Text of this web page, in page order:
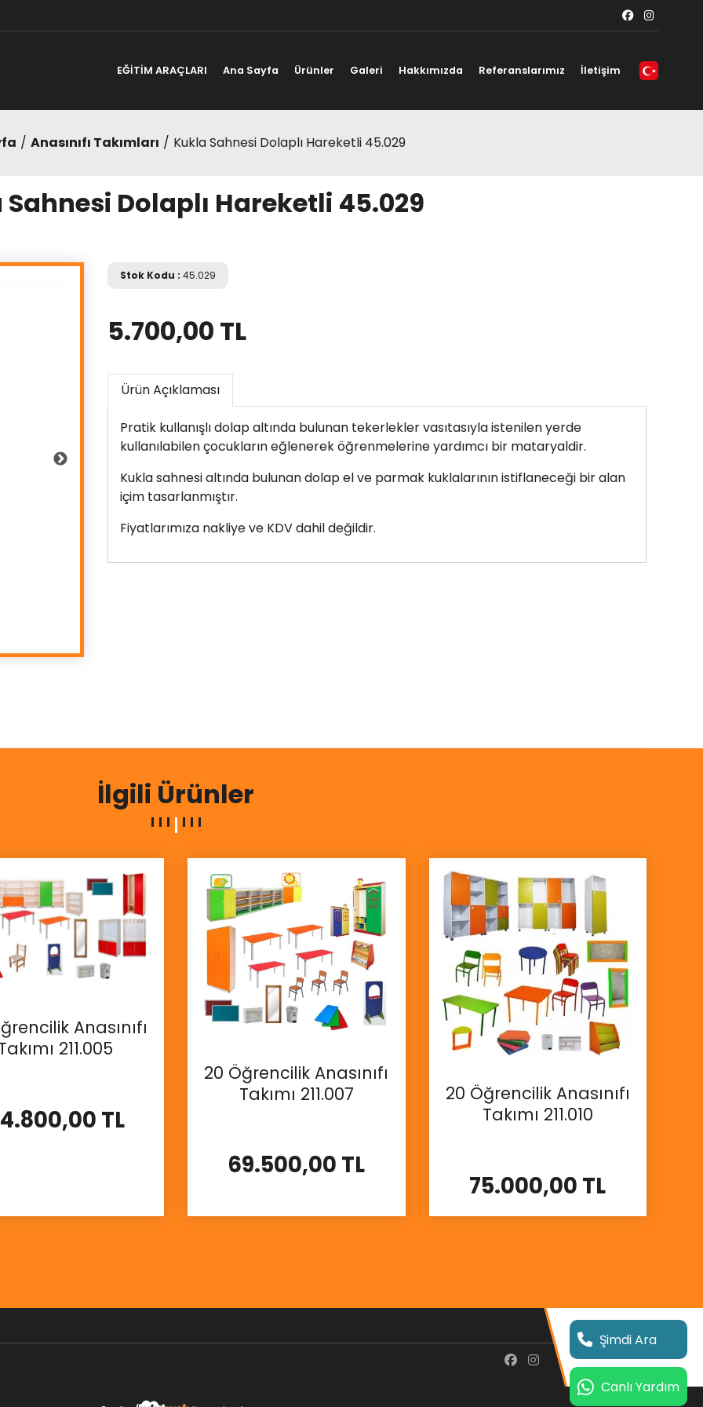
EĞİTİM ARAÇLARI Ana Sayfa Ürünler Galeri Hakkımızda Referanslarımız İletişim
Anasınıfı Takımları Kukla Sahnesi Dolaplı Hareketli 45.029
Dolaplı Hareketli 45.029
Stok Kodu : 45.029
5.700,00 TL
Ürün Açıklaması
Pratik kullanışlı dolap altında bulunan tekerlekler vasıtasıyla istenilen yerde
kullanılabilen çocukların eğlenerek öğrenmelerine yardımcı bir mataryaldir.
Kukla sahnesi altında bulunan dolap el ve parmak kuklalarının istiflaneceği bir alan
içim tasarlanmıştır.
Fiyatlarımıza nakliye ve KDV dahil değildir.
İlgili Ürünler
Anasınıfı
211.005
TL
20 Öğrencilik Anasınıfı
Takımı 211.007
69.500,00 TL
20 Öğrencilik Anasınıfı
Takımı 211.010
75.000,00 TL
İncele
Şimdi Ara
Canlı Yardım